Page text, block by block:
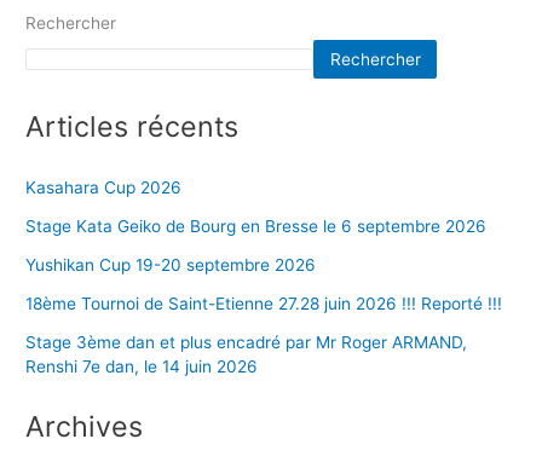
Rechercher
Rechercher
Articles récents
Kasahara Cup 2026
Stage Kata Geiko de Bourg en Bresse le 6 septembre 2026
Yushikan Cup 19-20 septembre 2026
18ème Tournoi de Saint-Etienne 27.28 juin 2026 !!! Reporté !!!
Stage 3ème dan et plus encadré par Mr Roger ARMAND,
Renshi 7e dan, le 14 juin 2026
Archives